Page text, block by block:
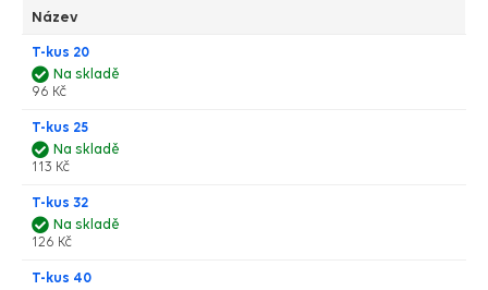
Název
T-kus 20
Na skladě
96 Kč
T-kus 25
Na skladě
113 Kč
T-kus 32
Na skladě
126 Kč
T-kus 40